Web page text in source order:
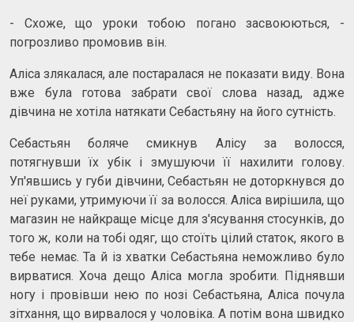
- Схоже, що уроки тобою погано засвоюються, -
погрозливо промовив він.
Аліса злякалася, але постаралася не показати виду. Вона
вже була готова забрати свої слова назад, адже
дівчина не хотіла натякати Себастьяну на його сутність.
Себастьян боляче смикнув Алісу за волосся,
потягнувши їх убік і змушуючи її нахилити голову.
Уп'явшись у губи дівчини, Себастьян не доторкнувся до
неї руками, утримуючи її за волосся. Аліса вирішила, що
магазин не найкраще місце для з'ясування стосунків, до
того ж, коли на тобі одяг, що стоїть цілий статок, якого в
тебе немає. Та й із хватки Себастьяна неможливо було
вирватися. Хоча дещо Аліса могла зробити. Піднявши
ногу і провівши нею по нозі Себастьяна, Аліса почула
зітхання, що вирвалося у чоловіка. А потім вона швидко